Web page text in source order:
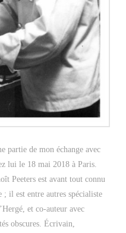
partie de mon échange avec
lui le 18 mai 2018 à Paris.
Peeters est avant tout connu
; il est entre autres spécialiste
et co-auteur avec
obscures. Écrivain,